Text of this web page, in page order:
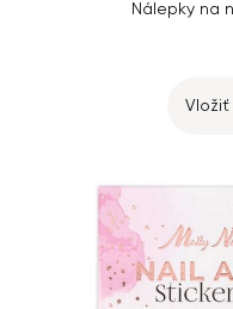
Nálepky na
Vložiť